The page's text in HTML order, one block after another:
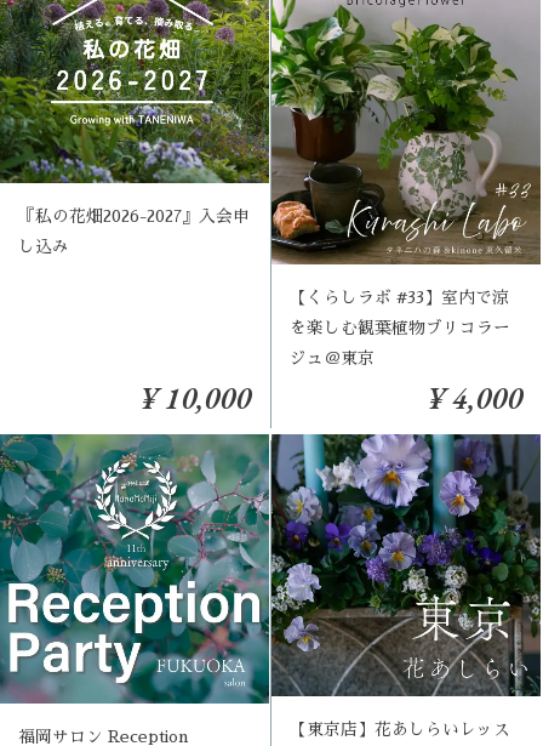
『私の花畑2026-2027』入会申
し込み
¥ 10,000
【くらしラボ #33】室内で涼
を楽しむ観葉植物ブリコラー
ジュ＠東京
¥ 4,000
福岡サロン Reception
【東京店】花あしらいレッス